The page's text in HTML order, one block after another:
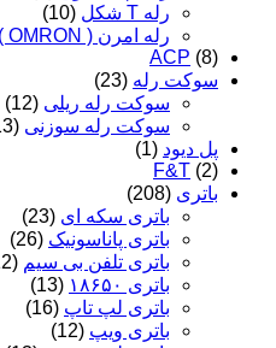
رله T شکل
(10)
رله امرن ( OMRON )
ACP (8)
سوکت رله (23)
سوکت رله ریلی (12)
سوکت رله سوزنی (13)
پل دیود (1)
F&T (2)
باتری (208)
باتری سکه ای (23)
باتری پاناسونیک (26)
باتری تلفن بی سیم (12)
باتری ۱۸۶۵۰
(13)
باتری لپ تاپ (16)
باتری ویپ (12)